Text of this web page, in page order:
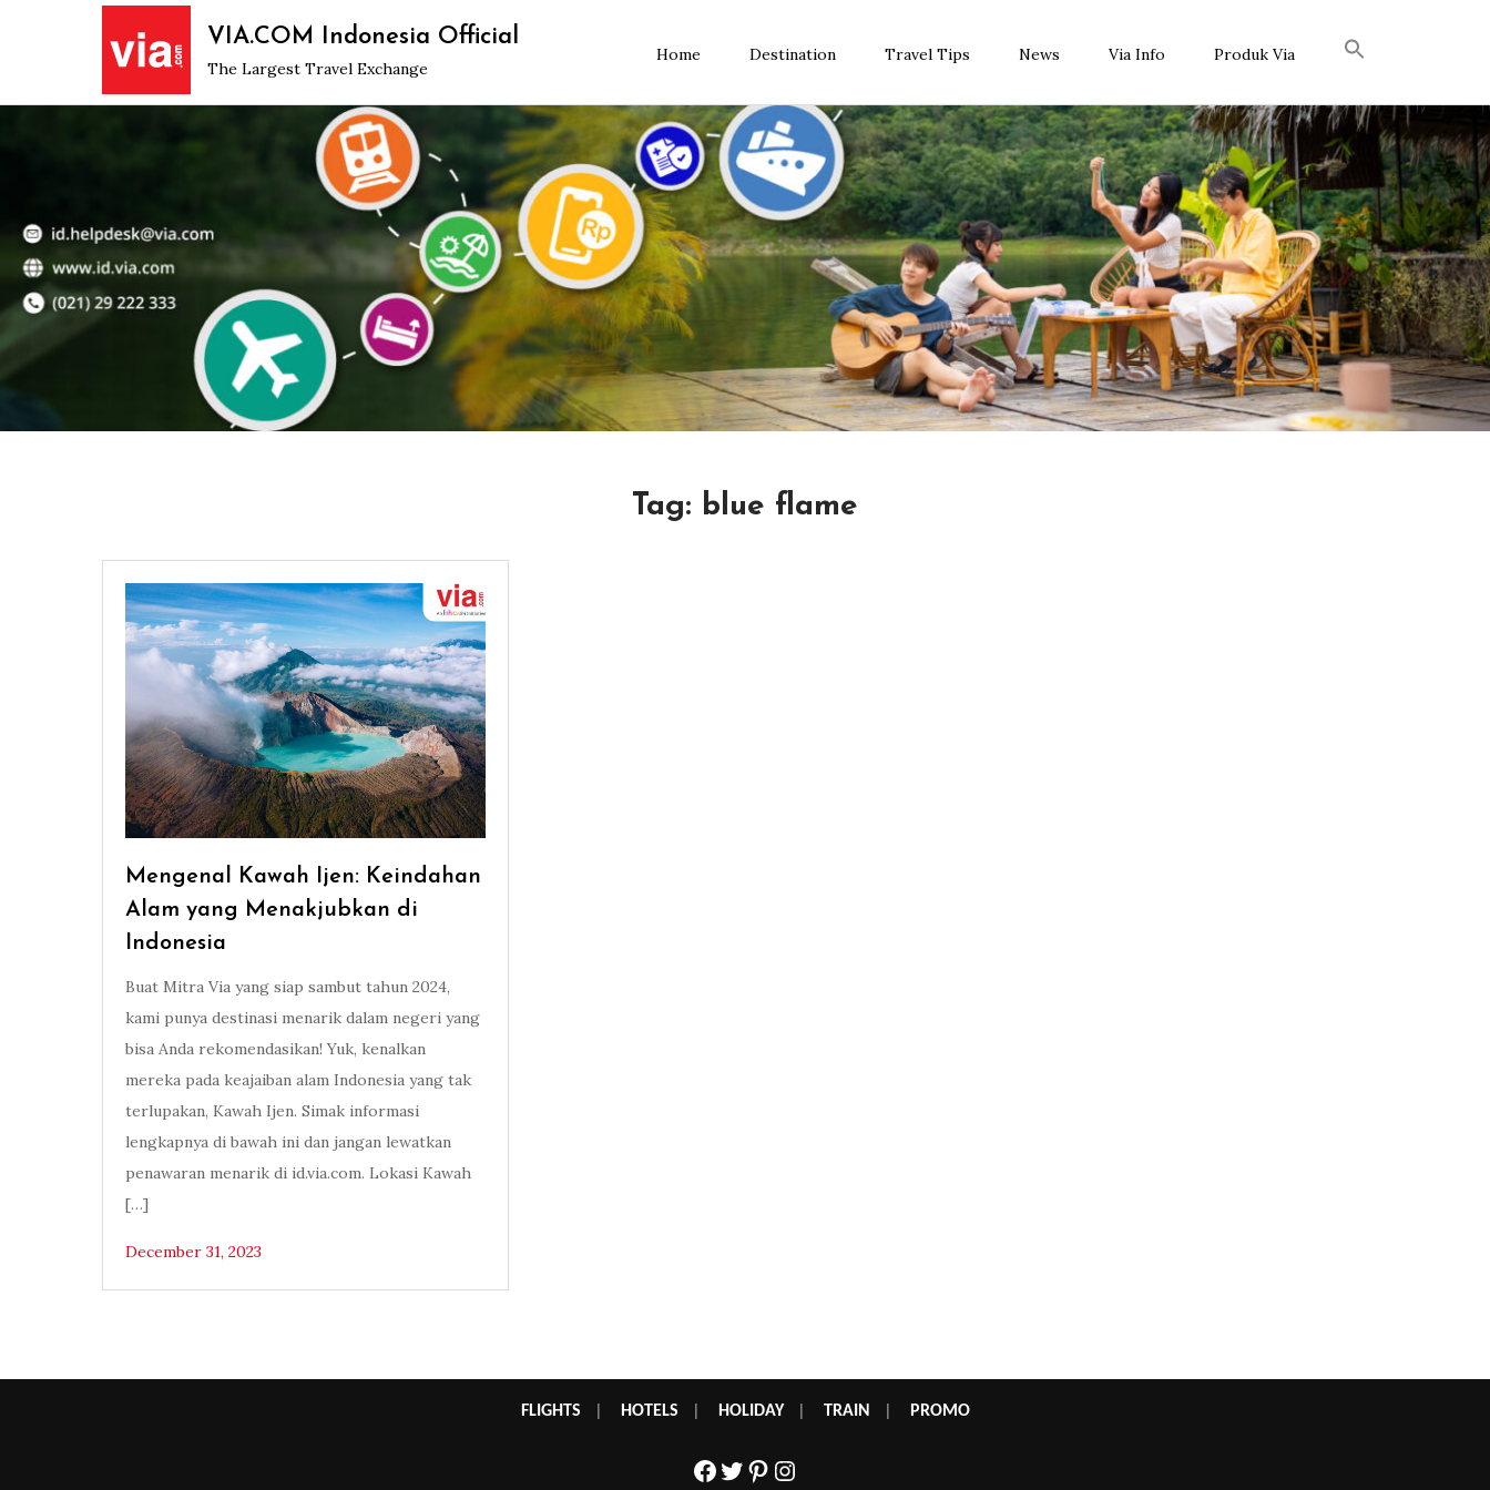
VIA.COM Indonesia Official
The Largest Travel Exchange
Home Destination Travel Tips News Via Info Produk Via
Tag: blue flame
Mengenal Kawah Ijen: Keindahan
Alam yang Menakjubkan di
Indonesia
Buat Mitra Via yang siap sambut tahun 2024,
kami punya destinasi menarik dalam negeri yang
bisa Anda rekomendasikan! Yuk, kenalkan
mereka pada keajaiban alam Indonesia yang tak
terlupakan, Kawah Ijen. Simak informasi
lengkapnya di bawah ini dan jangan lewatkan
penawaran menarik di id.via.com. Lokasi Kawah
[…]
December 31, 2023
FLIGHTS HOTELS HOLIDAY| TRAIN PROMO
Facebook
Twitter
Pinterest
Instagram